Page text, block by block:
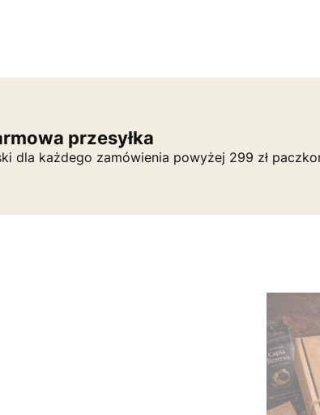
przesyłka
dla każdego zamówienia powyżej 299 zł